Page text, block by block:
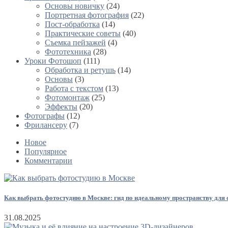
Основы новичку (24)
Портретная фотография (22)
Пост-обработка (14)
Практические советы (40)
Съемка пейзажей (4)
Фототехника (28)
Уроки Фотошоп (111)
Обработка и ретушь (14)
Основы (3)
Работа с текстом (13)
Фотомонтаж (25)
Эффекты (20)
Фотографы (12)
Фрилансеру (7)
Новое
Популярное
Комментарии
Как выбрать фотостудию в Москве: гид по идеальному пространству для
31.08.2025